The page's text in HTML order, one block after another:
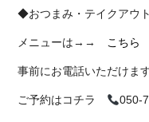
◆おつまみ・テイクアウ
メニューは→→ こちら
事前にお電話いただけま
ご予約はコチラ 050-